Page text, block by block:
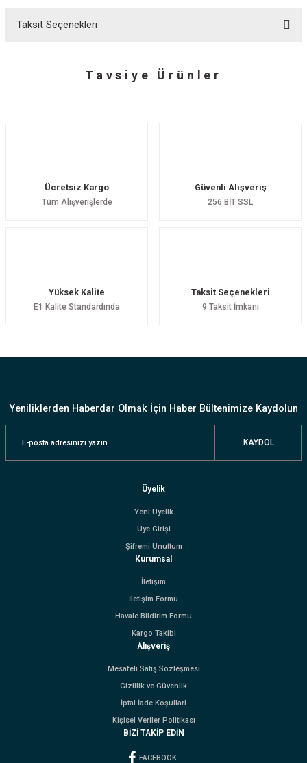
Yorum Yaz
Taksit Seçenekleri
Tavsiye Ürünler
Ücretsiz Kargo
Tüm Alışverişlerde
Güvenli Alışveriş
256 BİT SSL
Yüksek Kalite
E1 Kalite Standardında
Taksit Seçenekleri
9 Taksit İmkanı
Yeniliklerden Haberdar Olmak İçin Haber Bültenimize Kaydolun
KAYDOL
Üyelik
Yeni Üyelik
Üye Girişi
Şifremi Unuttum
Kurumsal
İletişim
İletişim Formu
Havale Bildirim Formu
Kargo Takibi
Alışveriş
Mesafeli Satış Sözleşmesi
Gizlilik ve Güvenlik
İptal İade Koşullari
Kişisel Veriler Politikası
BİZİ TAKİP EDİN
FACEBOOK